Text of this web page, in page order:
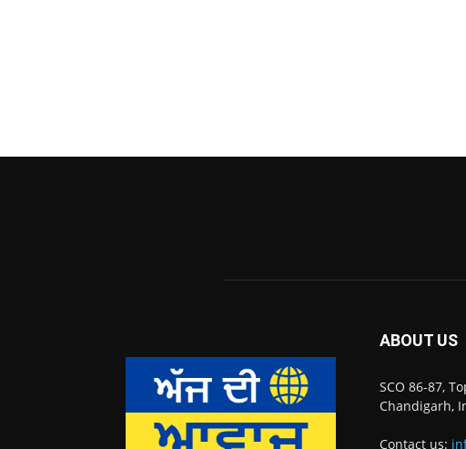
ABOUT US
SCO 86-87,
Chandigarh,
Contact us: